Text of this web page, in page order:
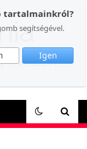
tartalmainkról?
segítségével.
Igen
minden